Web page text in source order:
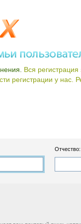
Вся
регистрации у нас.
Отчество: